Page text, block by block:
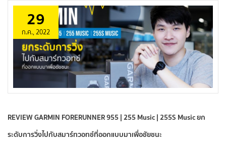
29
ก.ค., 2022
REVIEW GARMIN FORERUNNER 955 | 255 Music | 255S Music ยก
ระดับการวิ่งไปกับสมาร์ทวอทช์ที่ออกแบบมาเพื่อชัยชนะ